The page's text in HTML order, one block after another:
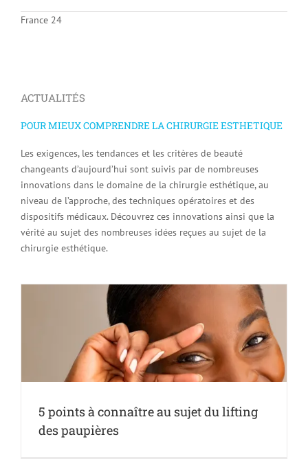
France 24
ACTUALITÉS
POUR MIEUX COMPRENDRE LA CHIRURGIE ESTHETIQUE
Les exigences, les tendances et les critères de beauté
changeants d’aujourd’hui sont suivis par de nombreuses
innovations dans le domaine de la chirurgie esthétique, au
niveau de l’approche, des techniques opératoires et des
dispositifs médicaux. Découvrez ces innovations ainsi que la
vérité au sujet des nombreuses idées reçues au sujet de la
chirurgie esthétique.
5 points à connaître au sujet du lifting
des paupières